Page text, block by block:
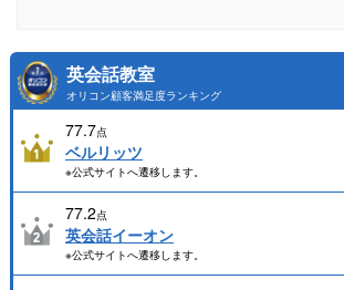
英会話教室
オリコン顧客満足度ランキング
77.7点
ベルリッツ
※公式サイトへ遷移します。
77.2点
英会話イーオン
※公式サイトへ遷移します。